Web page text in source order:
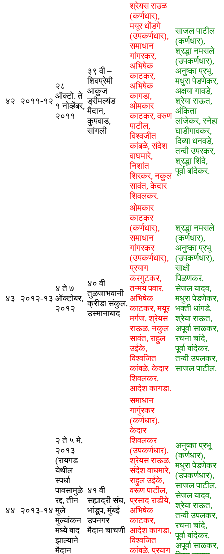
४२ २०११-१२
२८
ऑक्टो. ते
१ नोव्हेंबर,
२०११
३९ वी –
शिवप्रेमी
आकुज
ड्रीमल्यंड
मैदान,
कुपवाड,
सांगली
श्रेयस राउळ
(कर्णधार),
मयूर धोंडगे
(उपकर्णधार),
समाधान
गांगरकर,
अभिषेक
काटकर,
अभिषेक
कागडा,
ओमकार
काटकर, वरुण
पाटील,
विश्वजीत
कांबळे, संदेश
वाघमारे,
निशांत
शिरकर, नकुल
सावंत, केदार
शिवलकर.
साजल पाटील
(कर्णधार),
श्रद्धा नमसले
(उपकर्णधार),
अनुष्का प्रभू,
मधुरा पेडणेकर,
अक्षया गावडे,
श्रेया राऊत,
अंकिता
लांजेकर, स्नेहा
घाडीगावकर,
दिव्या धनवडे,
तन्वी उपरकर,
श्रद्धा शिंदे,
पूर्वा बांदेकर.
४३ २०१२-१३
४ ते ७
ऑक्टोबर,
२०१२
​४० वी –
तुळजाभवानी
क्रीडा संकुल,
उस्मानाबाद
ओमकार
काटकर
(कर्णधार),
समाधान
गांगरकर
(उपकर्णधार),
प्रयाग
करगुटकर,
तन्मय पवार,
अभिषेक
काटकर, मयूर
मर्गज, श्रेयस
राऊळ, नकुल
सावंत, राहुल
उईके,
विश्वजित
कांबळे, केदार
शिवलकर,
आदेश कागडा.
श्रद्धा नमसले
(कर्णधार),
अनुष्का प्रभू
(उपकर्णधार),
साक्षी
पिळणकर,
सेजल यादव,
मधुरा पेडणेकर,
भक्ती धांगडे,
श्रेया राऊत,
अपूर्वा साळकर,
रचना चांदे,
पूर्वा बांदेकर,
तन्वी उपलकर,
साजल पाटील.
४४ २०१३-१४
२ ते ५ मे,
२०१३
(रायगड
येथील
स्पर्धा
पावसामुळे
रद्द, तीन
मुले
मुल्यांकन
मध्ये बाद
झाल्याने
मैदान
​४१ वी
सह्याद्री संघ,
भांडूप, मुंबई
उपनगर –
मैदान चाचणी
समाधान
गागुंरकर
(कर्णधार),
केदार
शिवलकर
(उपकर्णधार),
श्रेयस राऊळ,
संदेश वाघमारे,
राहुल उईके,
वरूण पाटील,
प्रसाद राडीये,
अभिषेक
काटकर,
आदेश कागडा,
विश्वजित
कांबळे, प्रयाग
अनुष्का प्रभू
(कर्णधार),
मधुरा पेडणेकर
(उपकर्णधार),
साजल पाटील,
सेजल यादव,
श्रेया राऊत,
तन्वी उपलकर,
रचना चांदे,
पूर्वा बांदेकर,
अपूर्वा साळकर,